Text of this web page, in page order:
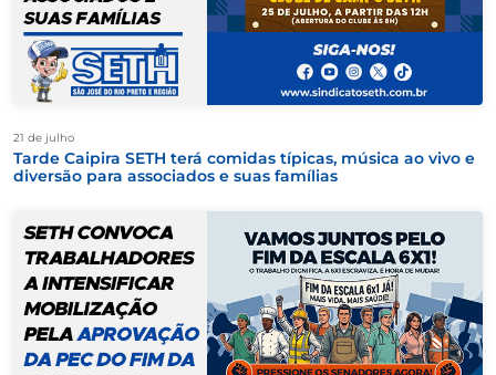
21 de julho
Tarde Caipira SETH terá comidas típicas, música ao vivo e
diversão para associados e suas famílias